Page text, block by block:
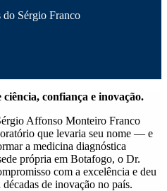
do Sérgio Franco
confiança e inovação.
Affonso Monteiro Franco
que levaria seu nome — e
a medicina diagnóstica
própria em Botafogo, o Dr.
com a excelência e deu
de inovação no país.